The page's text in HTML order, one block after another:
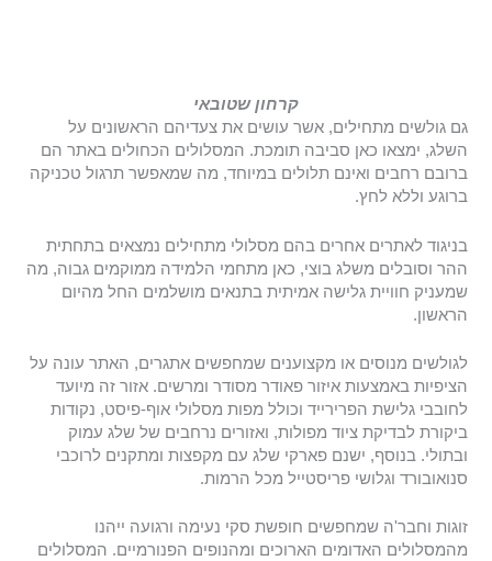
קרחון שטובאי
גם גולשים מתחילים, אשר עושים את צעדיהם הראשונים על
השלג, ימצאו כאן סביבה תומכת. המסלולים הכחולים באתר הם
ברובם רחבים ואינם תלולים במיוחד, מה שמאפשר תרגול טכניקה
ברוגע וללא לחץ.
בניגוד לאתרים אחרים בהם מסלולי מתחילים נמצאים בתחתית
ההר וסובלים משלג בוצי, כאן מתחמי הלמידה ממוקמים גבוה, מה
שמעניק חוויית גלישה אמיתית בתנאים מושלמים החל מהיום
הראשון.
לגולשים מנוסים או מקצוענים שמחפשים אתגרים, האתר עונה על
הציפיות באמצעות איזור פאודר מסודר ומרשים. אזור זה מיועד
לחובבי גלישת הפרירייד וכולל מפות מסלולי אוף-פיסט, נקודות
ביקורת לבדיקת ציוד מפולות, ואזורים נרחבים של שלג עמוק
ובתולי. בנוסף, ישנם פארקי שלג עם מקפצות ומתקנים לרוכבי
סנואובורד וגלושי פריסטייל מכל הרמות.
זוגות וחבר'ה שמחפשים חופשת סקי נעימה ורגועה ייהנו
מהמסלולים האדומים הארוכים ומהנופים הפנורמיים. המסלולים